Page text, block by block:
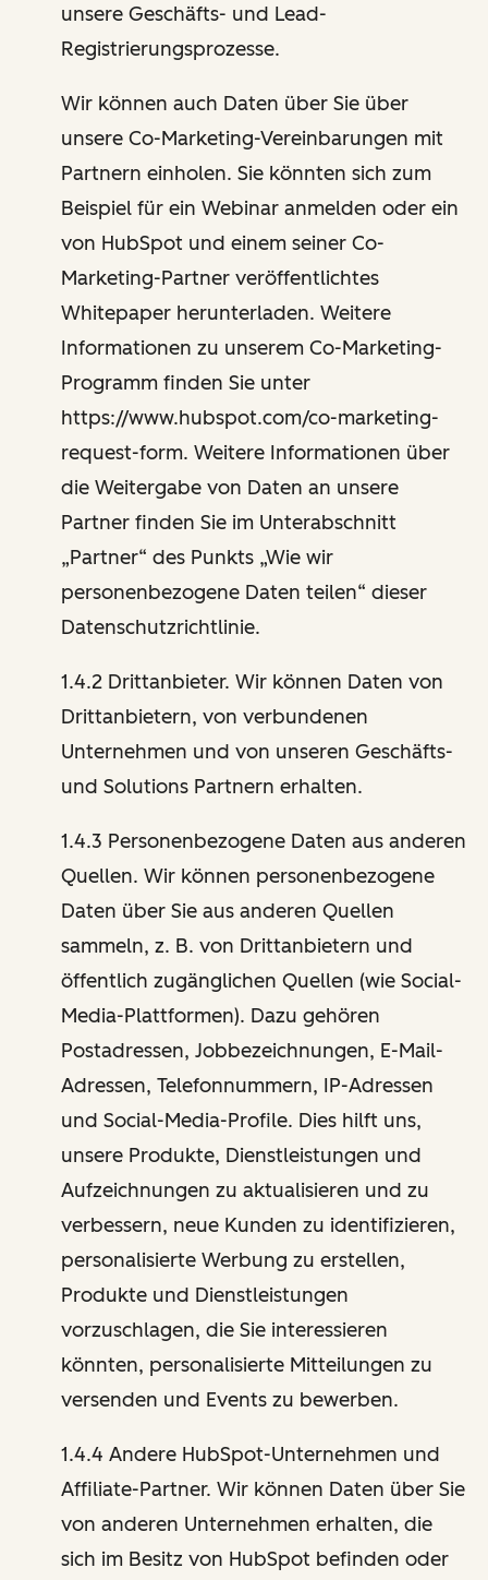
unsere Geschäfts- und Lead-
Registrierungsprozesse.
Wir können auch Daten über Sie über
unsere Co-Marketing-Vereinbarungen mit
Partnern einholen. Sie könnten sich zum
Beispiel für ein Webinar anmelden oder ein
von HubSpot und einem seiner Co-
Marketing-Partner veröffentlichtes
Whitepaper herunterladen. Weitere
Informationen zu unserem Co-Marketing-
Programm finden Sie unter
https://www.hubspot.com/co-marketing-
request-form. Weitere Informationen über
die Weitergabe von Daten an unsere
Partner finden Sie im Unterabschnitt
„Partner“ des Punkts „Wie wir
personenbezogene Daten teilen“ dieser
Datenschutzrichtlinie.
1.4.2 Drittanbieter. Wir können Daten von
Drittanbietern, von verbundenen
Unternehmen und von unseren Geschäfts-
und Solutions Partnern erhalten.
1.4.3 Personenbezogene Daten aus anderen
Quellen. Wir können personenbezogene
Daten über Sie aus anderen Quellen
sammeln, z. B. von Drittanbietern und
öffentlich zugänglichen Quellen (wie Social-
Media-Plattformen). Dazu gehören
Postadressen, Jobbezeichnungen, E-Mail-
Adressen, Telefonnummern, IP-Adressen
und Social-Media-Profile. Dies hilft uns,
unsere Produkte, Dienstleistungen und
Aufzeichnungen zu aktualisieren und zu
verbessern, neue Kunden zu identifizieren,
personalisierte Werbung zu erstellen,
Produkte und Dienstleistungen
vorzuschlagen, die Sie interessieren
könnten, personalisierte Mitteilungen zu
versenden und Events zu bewerben.
1.4.4 Andere HubSpot-Unternehmen und
Affiliate-Partner. Wir können Daten über Sie
von anderen Unternehmen erhalten, die
sich im Besitz von HubSpot befinden oder